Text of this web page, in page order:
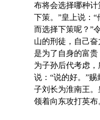
布将会选择哪种计
下策。”皇上说：
而选择下策呢？”
山的刑徒，自己
是为了自身的富
为子孙后代考虑
说：“说的好。”
子刘长为淮南王
领着向东攻打英布